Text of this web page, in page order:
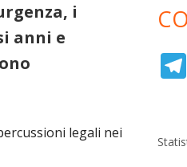
i
anni e
legali nei